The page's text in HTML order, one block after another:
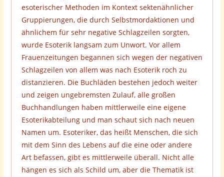
esoterischer Methoden im Kontext sektenähnlicher
Gruppierungen, die durch Selbstmordaktionen und
ähnlichem für sehr negative Schlagzeilen sorgten,
wurde Esoterik langsam zum Unwort. Vor allem
Frauenzeitungen begannen sich wegen der negativen
Schlagzeilen von allem was nach Esoterik roch zu
distanzieren. Die Buchläden bestehen jedoch weiter
und zeigen ungebremsten Zulauf, alle großen
Buchhandlungen haben mittlerweile eine eigene
Esoterikabteilung und man schaut sich nach neuen
Namen um. Esoteriker, das heißt Menschen, die sich
mit dem Sinn des Lebens auf die eine oder andere
Art befassen, gibt es mittlerweile überall. Nicht alle
hängen es sich als Schild um, aber die Thematik ist